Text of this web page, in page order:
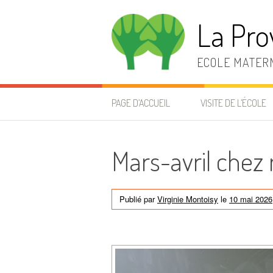
La
ECOLE
PAGE D’ACCUEIL VISITE DE L’ÉCOLE
Mars-avril chez
Publié parVirginie Montoisy le 10 mai 2026